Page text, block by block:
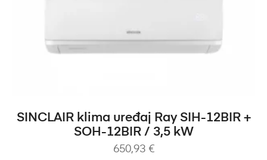
DODAJ U KOŠARICU
SINCLAIR klima uređaj Ray SIH-12BIR +
SOH-12BIR / 3,5 kW
650,93 €